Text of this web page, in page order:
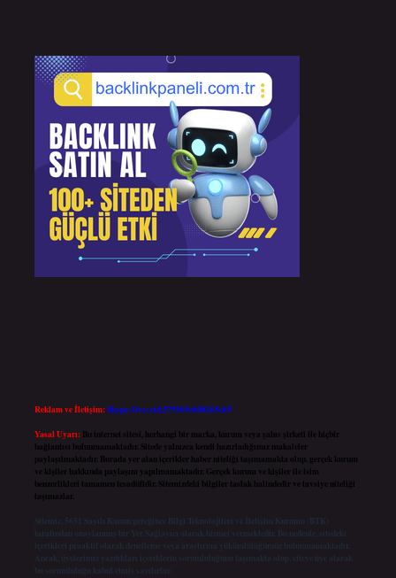
Reklam ve İletişim:Skype: live:.cid.575569c608265c69
Yasal Uyarı: Bu internet sitesi, herhangi bir marka, kurum veya şahıs şirketi ile hiçbir
bağlantısı bulunmamaktadır. Sitede yalnızca kendi hazırladığımız makaleler
paylaşılmaktadır. Burada yer alan içerikler haber niteliği taşımamakta olup, gerçek kurum
ve kişiler hakkında paylaşım yapılmamaktadır. Gerçek kurum ve kişiler ile isim
benzerlikleri tamamen tesadüfidir. Sitemizdeki bilgiler taslak halindedir ve tavsiye niteliği
taşımazlar.
Sitemiz, 5651 Sayılı Kanun gereğince Bilgi Teknolojileri ve İletişim Kurumu (BTK)
tarafından onaylanmış bir Yer Sağlayıcı olarak hizmet vermektedir. Bu nedenle, sitedeki
içerikleri proaktif olarak denetleme veya araştırma yükümlülüğümüz bulunmamaktadır.
Ancak, üyelerimiz yazdıkları içeriklerin sorumluluğunu taşımakta olup, siteye üye olarak
bu sorumluluğu kabul etmiş sayılırlar.